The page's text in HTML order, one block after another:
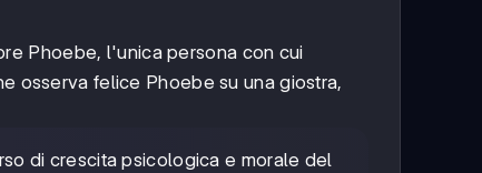
Phoebe, l'unica persona con cui
osserva felice Phoebe su una giostra,
di crescita psicologica e morale del